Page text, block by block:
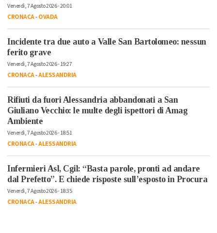
Venerdì, 7 Agosto 2026 - 20:01
CRONACA-OVADA
Incidente tra due auto a Valle San Bartolomeo: nessun
ferito grave
Venerdì, 7 Agosto 2026 - 19:27
CRONACA-ALESSANDRIA
Rifiuti da fuori Alessandria abbandonati a San
Giuliano Vecchio: le multe degli ispettori di Amag
Ambiente
Venerdì, 7 Agosto 2026 - 18:51
CRONACA-ALESSANDRIA
Infermieri Asl, Cgil: “Basta parole, pronti ad andare
dal Prefetto”. E chiede risposte sull’esposto in Procura
Venerdì, 7 Agosto 2026 - 18:35
CRONACA-ALESSANDRIA